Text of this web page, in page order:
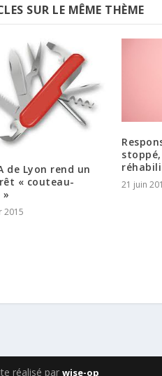
SUR LE MÊME THÈME
de Lyon rend un
« couteau-
»
2015
21 juin
réalisé parwise-op